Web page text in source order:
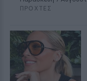
ΠΡΟΧΤΈΣ